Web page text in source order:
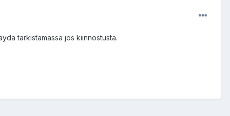
tarkistamassa jos kiinnostusta.